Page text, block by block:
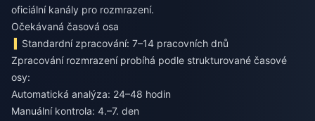
oficiální kanály pro rozmrazení.
Očekávaná časová osa
Standardní zpracování: 7–14 pracovních dnů
Zpracování rozmrazení probíhá podle strukturované časové
osy:
Automatická analýza: 24–48 hodin
Manuální kontrola: 4.–7. den